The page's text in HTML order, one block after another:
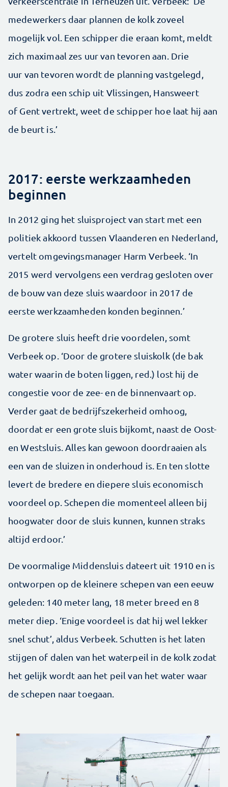
medewerkers daar plannen de kolk zoveel
mogelijk vol. Een schipper die eraan komt, meldt
zich maximaal zes uur van tevoren aan. Drie
uur van tevoren wordt de planning vastgelegd,
dus zodra een schip uit Vlissingen, Hansweert
of Gent vertrekt, weet de schipper hoe laat hij aan
de beurt is.’
2017: eerste werkzaamheden
beginnen
In 2012 ging het sluisproject van start met een
politiek akkoord tussen Vlaanderen en Nederland,
vertelt omgevingsmanager Harm Verbeek. ‘In
2015 werd vervolgens een verdrag gesloten over
de bouw van deze sluis waardoor in 2017 de
eerste werkzaamheden konden beginnen.’
De grotere sluis heeft drie voordelen, somt
Verbeek op. ‘Door de grotere sluiskolk (de bak
water waarin de boten liggen, red.) lost hij de
congestie voor de zee- en de binnenvaart op.
Verder gaat de bedrijfszekerheid omhoog,
doordat er een grote sluis bijkomt, naast de Oost-
en Westsluis. Alles kan gewoon doordraaien als
een van de sluizen in onderhoud is. En ten slotte
levert de bredere en diepere sluis economisch
voordeel op. Schepen die momenteel alleen bij
hoogwater door de sluis kunnen, kunnen straks
altijd erdoor.’
De voormalige Middensluis dateert uit 1910 en is
ontworpen op de kleinere schepen van een eeuw
geleden: 140 meter lang, 18 meter breed en 8
meter diep. ‘Enige voordeel is dat hij wel lekker
snel schut’, aldus Verbeek. Schutten is het laten
stijgen of dalen van het waterpeil in de kolk zodat
het gelijk wordt aan het peil van het water waar
de schepen naar toegaan.